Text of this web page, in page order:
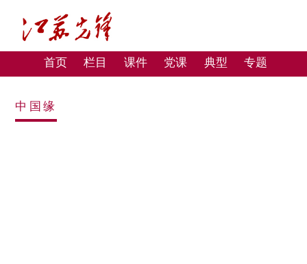
首页 栏目 课件 党课 典型 专题
中国缘